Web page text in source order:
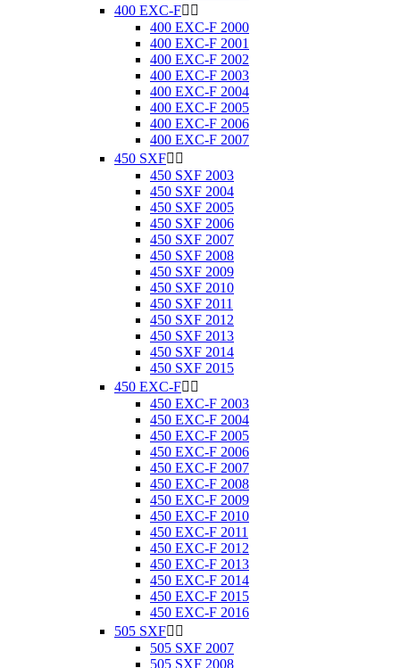
400 EXC-F 
400 EXC-F 2000
400 EXC-F 2001
400 EXC-F 2002
400 EXC-F 2003
400 EXC-F 2004
400 EXC-F 2005
400 EXC-F 2006
400 EXC-F 2007
450 SXF 
450 SXF 2003
450 SXF 2004
450 SXF 2005
450 SXF 2006
450 SXF 2007
450 SXF 2008
450 SXF 2009
450 SXF 2010
450 SXF 2011
450 SXF 2012
450 SXF 2013
450 SXF 2014
450 SXF 2015
450 EXC-F 
450 EXC-F 2003
450 EXC-F 2004
450 EXC-F 2005
450 EXC-F 2006
450 EXC-F 2007
450 EXC-F 2008
450 EXC-F 2009
450 EXC-F 2010
450 EXC-F 2011
450 EXC-F 2012
450 EXC-F 2013
450 EXC-F 2014
450 EXC-F 2015
450 EXC-F 2016
505 SXF 
505 SXF 2007
505 SXF 2008